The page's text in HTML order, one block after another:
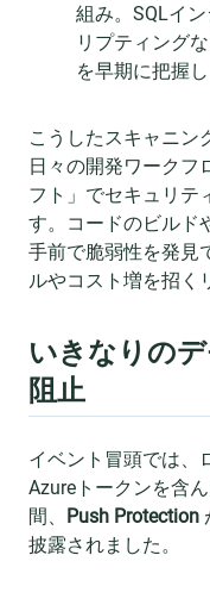
組み。SQLイ
リプティング
を早期に把握
こうしたスキャニン
日々の開発ワークフ
フト」でセキュリテ
す。コードのビルド
手前で脆弱性を発見
ルやコスト増を招く
いきなりの
阻止
イベント冒頭では、
Azureトークンを含
間、 Push Protection
披露されました。